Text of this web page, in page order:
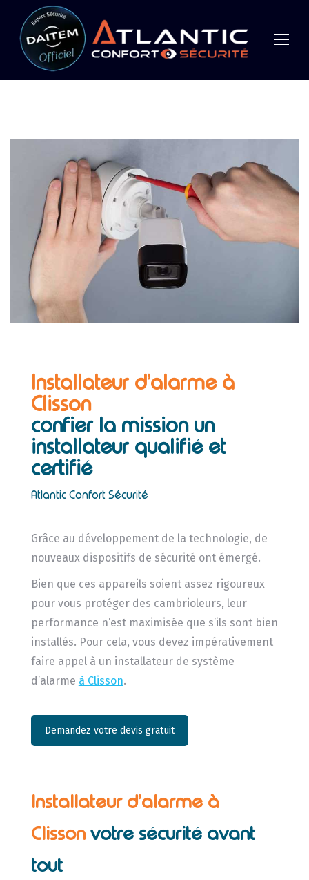
Installateur d’alarme à
Clisson
confier la mission un
installateur qualifié et
certifié
Atlantic Confort Sécurité
Grâce au développement de la technologie, de
nouveaux dispositifs de sécurité ont émergé.
Bien que ces appareils soient assez rigoureux
pour vous protéger des cambrioleurs, leur
performance n’est maximisée que s’ils sont bien
installés. Pour cela, vous devez impérativement
faire appel à un installateur de système
d’alarme à Clisson.
Demandez votre devis gratuit
Installateur d’alarme à
Clisson votre sécurité avant
tout